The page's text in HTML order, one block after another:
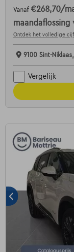
Vanaf €268,70/
maandaflossing
Ontdek het volledige
9100 Sint-Niklaas,
Vergelijk